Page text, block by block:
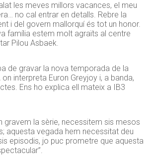
les meves millors vacances, el meu
no cal entrar en detalls. Rebre la
i del govern mallorquí és tot un honor.
família estem molt agraïts al centre
Pilou Asbaek.
de gravar la nova temporada de la
interpreta Euron Greyjoy i, a banda,
Ens ho explica ell mateix a IB3
gravem la sèrie, necessitem sis mesos
aquesta vegada hem necessitat deu
episodis, jo puc prometre que aquesta